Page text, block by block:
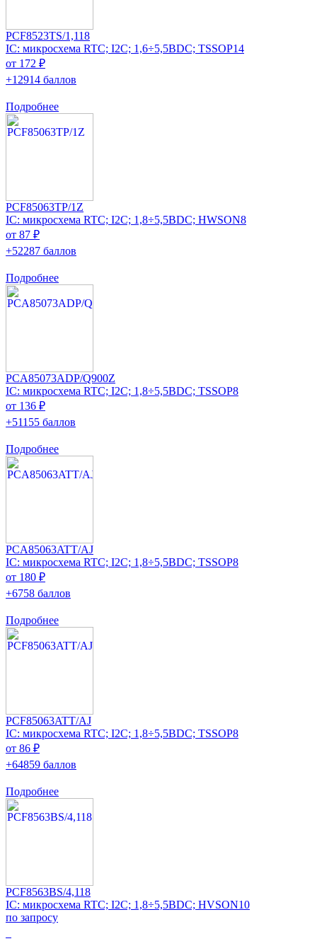
PCF8523TS/1,118
IC: микросхема RTC; I2C; 1,6÷5,5ВDC; TSSOP14
от 172 ₽
+12914 баллов
Подробнее
PCF85063TP/1Z
IC: микросхема RTC; I2C; 1,8÷5,5ВDC; HWSON8
от 87 ₽
+52287 баллов
Подробнее
PCA85073ADP/Q900Z
IC: микросхема RTC; I2C; 1,8÷5,5ВDC; TSSOP8
от 136 ₽
+51155 баллов
Подробнее
PCA85063ATT/AJ
IC: микросхема RTC; I2C; 1,8÷5,5ВDC; TSSOP8
от 180 ₽
+6758 баллов
Подробнее
PCF85063ATT/AJ
IC: микросхема RTC; I2C; 1,8÷5,5ВDC; TSSOP8
от 86 ₽
+64859 баллов
Подробнее
PCF8563BS/4,118
IC: микросхема RTC; I2C; 1,8÷5,5ВDC; HVSON10
по запросу